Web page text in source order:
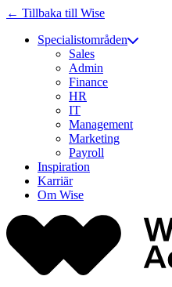
← Tillbaka till Wise
Specialistområden
Sales
Admin
Finance
HR
IT
Management
Marketing
Payroll
Inspiration
Karriär
Om Wise